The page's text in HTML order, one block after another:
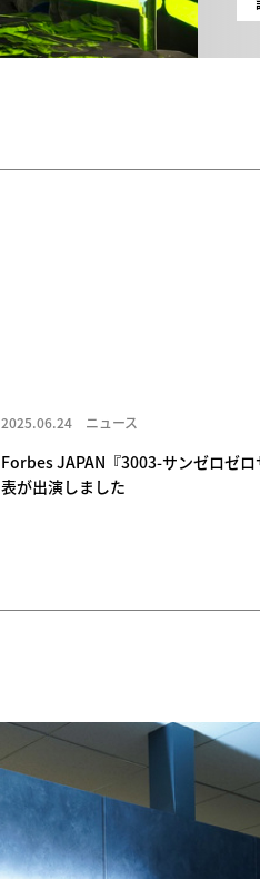
2025.06.24 ニュース
Forbes JAPAN『3003-サンゼロゼ
表が出演しました